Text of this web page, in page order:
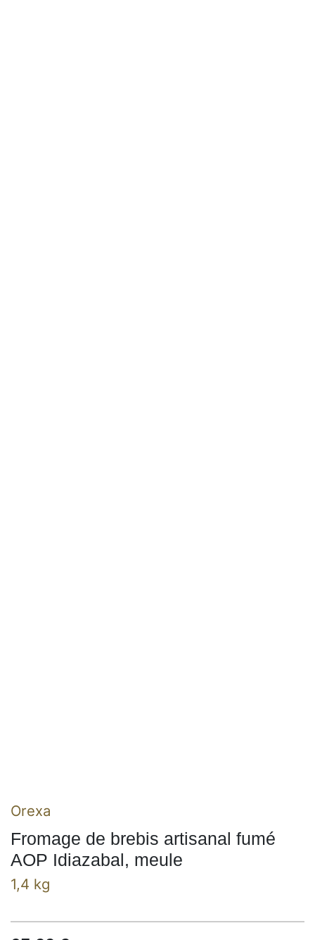
Orexa
Fromage de brebis artisanal fumé
AOP Idiazabal, meule
1,4 kg